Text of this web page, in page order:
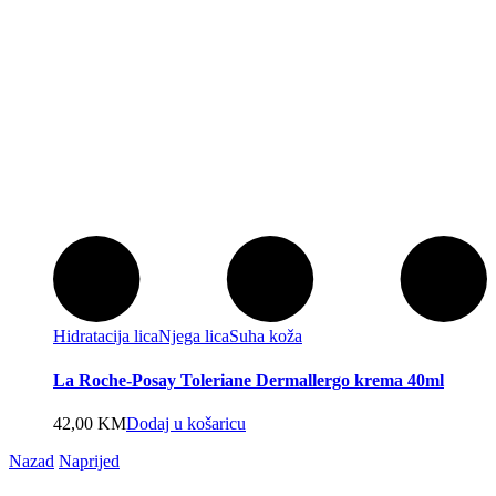
Hidratacija licaNjega licaSuha koža
La Roche-Posay Toleriane Dermallergo krema 40ml
42,00 KMDodaj u košaricu
Nazad Naprijed